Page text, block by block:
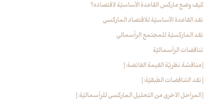
كيف وضع ماركس القاعدة الأساسيّة لاقتصاده؟
نقد القاعدة الأساسيّة للاقتصاد الماركسي
نقد الماركسيّة للمجتمع الرأسمالي
تناقضات الرأسماليّة
[مناقشة نظريّة القيمة الفائضة:]
[نقد التناقضات الطبقيّة:]
[المراحل الاخرى من التحليل الماركسي للرأسماليّة:]